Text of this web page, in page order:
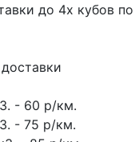
до 4х кубов
- 60 р/км.
- 75 р/км.